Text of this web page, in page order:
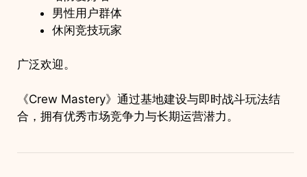
男性用户群体
休闲竞技玩家
广泛欢迎。
《Crew Mastery》通过基地建设与即时战斗玩法结
合，拥有优秀市场竞争力与长期运营潜力。